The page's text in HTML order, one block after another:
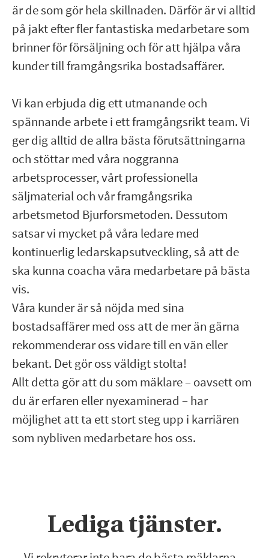
är de som gör hela skillnaden. Därför är vi alltid
på jakt efter fler fantastiska medarbetare som
brinner för försäljning och för att hjälpa våra
kunder till framgångsrika bostadsaffärer.
Vi kan erbjuda dig ett utmanande och
spännande arbete i ett framgångsrikt team. Vi
ger dig alltid de allra bästa förutsättningarna
och stöttar med våra noggranna
arbetsprocesser, vårt professionella
säljmaterial och vår framgångsrika
arbetsmetod Bjurforsmetoden. Dessutom
satsar vi mycket på våra ledare med
kontinuerlig ledarskapsutveckling, så att de
ska kunna coacha våra medarbetare på bästa
vis.
Våra kunder är så nöjda med sina
bostadsaffärer med oss att de mer än gärna
rekommenderar oss vidare till en vän eller
bekant. Det gör oss väldigt stolta!
Allt detta gör att du som mäklare – oavsett om
du är erfaren eller nyexaminerad – har
möjlighet att ta ett stort steg upp i karriären
som nybliven medarbetare hos oss.
Lediga tjänster.